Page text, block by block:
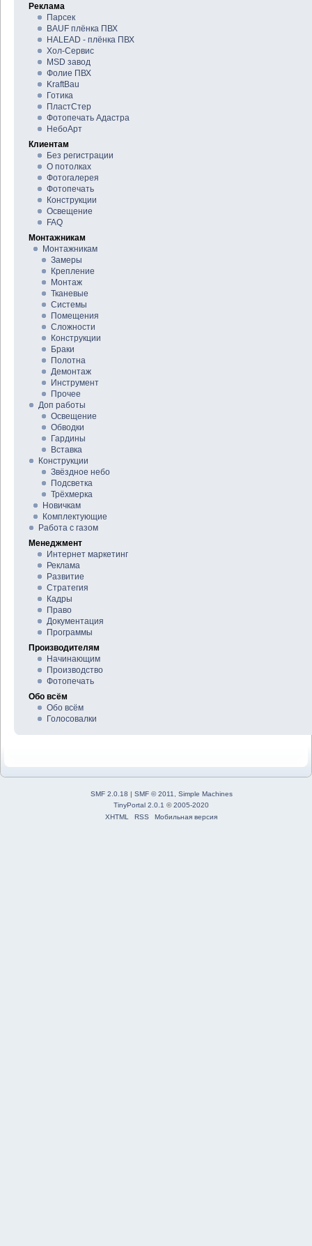
Реклама
Парсек
BAUF плёнка ПВХ
HALEAD - плёнка ПВХ
Хол-Сервис
MSD завод
Фолие ПВХ
KraftBau
Готика
ПластСтер
Фотопечать Адастра
НебоАрт
Клиентам
Без регистрации
О потолках
Фотогалерея
Фотопечать
Конструкции
Освещение
FAQ
Монтажникам
Монтажникам
Замеры
Крепление
Монтаж
Тканевые
Системы
Помещения
Сложности
Конструкции
Браки
Полотна
Демонтаж
Инструмент
Прочее
Доп работы
Освещение
Обводки
Гардины
Вставка
Конструкции
Звёздное небо
Подсветка
Трёхмерка
Новичкам
Комплектующие
Работа с газом
Менеджмент
Интернет маркетинг
Реклама
Развитие
Стратегия
Кадры
Право
Документация
Программы
Производителям
Начинающим
Производство
Фотопечать
Обо всём
Обо всём
Голосовалки
SMF 2.0.18 | SMF © 2011
Simple Machines
TinyPortal 2.0.1 ©2005-2020
XHTML
RSS Мобильная версия